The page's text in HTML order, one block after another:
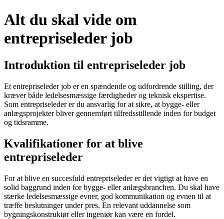
Alt du skal vide om
entrepriseleder job
Introduktion til entrepriseleder job
Et entrepriseleder job er en spændende og udfordrende stilling, der
kræver både ledelsesmæssige færdigheder og teknisk ekspertise.
Som entrepriseleder er du ansvarlig for at sikre, at bygge- eller
anlægsprojekter bliver gennemført tilfredsstillende inden for budget
og tidsramme.
Kvalifikationer for at blive
entrepriseleder
For at blive en succesfuld entrepriseleder er det vigtigt at have en
solid baggrund inden for bygge- eller anlægsbranchen. Du skal have
stærke ledelsesmæssige evner, god kommunikation og evnen til at
træffe beslutninger under pres. En relevant uddannelse som
bygningskonstruktør eller ingeniør kan være en fordel.